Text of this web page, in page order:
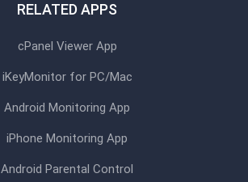
RELATED APPS
cPanel Viewer App
iKeyMonitor for PC/Mac
Android Monitoring App
iPhone Monitoring App
Android Parental Control